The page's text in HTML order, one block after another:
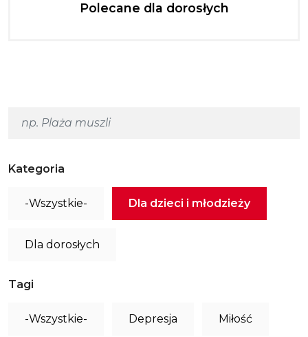
Polecane dla dorosłych
Kategoria
-Wszystkie- Dla dzieci i młodzieży
Dla dorosłych
Tagi
-Wszystkie- Depresja Miłość